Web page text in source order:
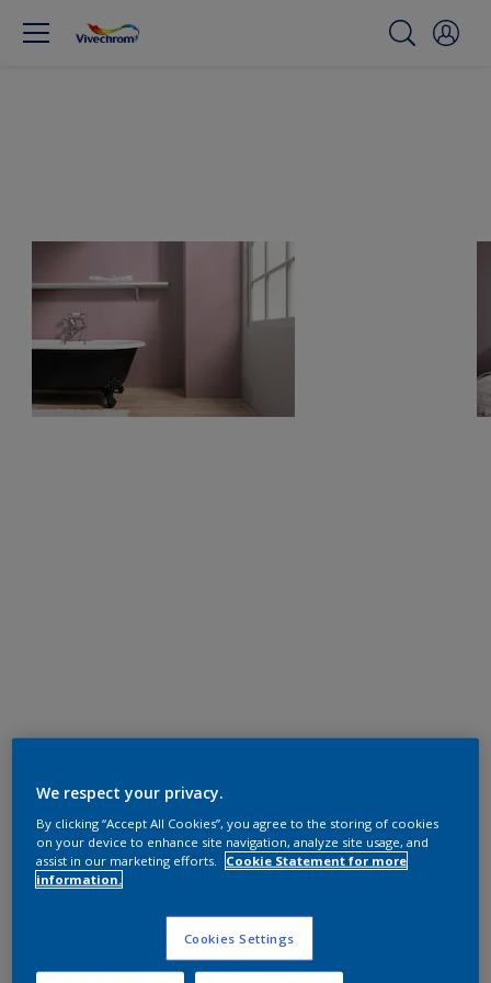
We respect your privacy.
By clicking “Accept All Cookies”, you agree to the storing of cookies
on your device to enhance site navigation, analyze site usage, and
assist in our marketing efforts.
Cookie Statement for more
information.
Cookies Settings